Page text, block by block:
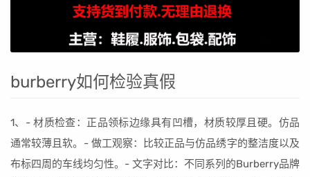
burberry如何检验真假
1、- 材质检查：正品领标边缘具有凹槽，材质较厚且硬。仿品
通常较薄且软。- 做工观察：比较正品与仿品绣字的整洁度以及
布标四周的车线均匀性。- 文字对比：不同系列的Burberry品牌